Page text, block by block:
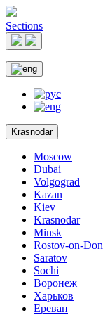
Sections
Krasnodar
Moscow
Dubai
Volgograd
Kazan
Kiev
Krasnodar
Minsk
Rostov-on-Don
Saratov
Sochi
Воронеж
Харьков
Ереван